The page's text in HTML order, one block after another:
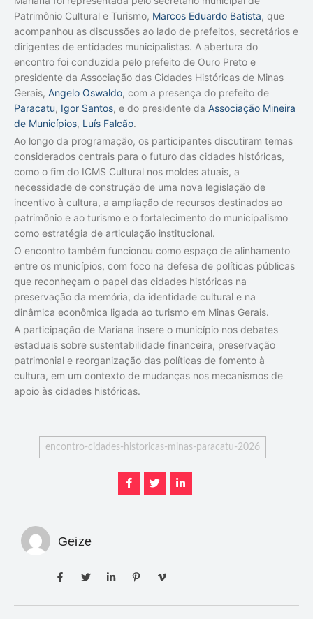
Patrimônio Cultural e Turismo, Marcos Eduardo Batista, que
acompanhou as discussões ao lado de prefeitos, secretários e
dirigentes de entidades municipalistas. A abertura do
encontro foi conduzida pelo prefeito de Ouro Preto e
presidente da Associação das Cidades Históricas de Minas
Gerais, Angelo Oswaldo, com a presença do prefeito de
Paracatu, Igor Santos, e do presidente da Associação Mineira
de Municípios, Luís Falcão.
Ao longo da programação, os participantes discutiram temas
considerados centrais para o futuro das cidades históricas,
como o fim do ICMS Cultural nos moldes atuais, a
necessidade de construção de uma nova legislação de
incentivo à cultura, a ampliação de recursos destinados ao
patrimônio e ao turismo e o fortalecimento do municipalismo
como estratégia de articulação institucional.
O encontro também funcionou como espaço de alinhamento
entre os municípios, com foco na defesa de políticas públicas
que reconheçam o papel das cidades históricas na
preservação da memória, da identidade cultural e na
dinâmica econômica ligada ao turismo em Minas Gerais.
A participação de Mariana insere o município nos debates
estaduais sobre sustentabilidade financeira, preservação
patrimonial e reorganização das políticas de fomento à
cultura, em um contexto de mudanças nos mecanismos de
apoio às cidades históricas.
encontro-cidades-historicas-minas-paracatu-2026
Geize